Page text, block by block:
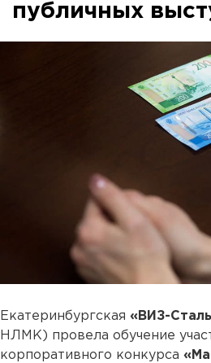
публичных
Екатеринбургская «ВИЗ-
НЛМК) провела обучение
корпоративного конкурса